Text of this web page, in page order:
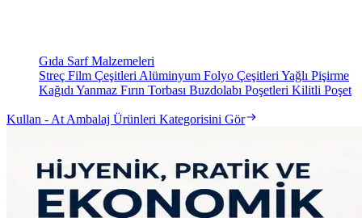
Gıda Sarf Malzemeleri
Streç Film Çeşitleri Alüminyum Folyo Çeşitleri Yağlı Pişirme
Kağıdı Yanmaz Fırın Torbası Buzdolabı Poşetleri Kilitli Poşet
Kullan - At Ambalaj Ürünleri Kategorisini Gör